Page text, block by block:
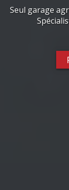
Seul garage